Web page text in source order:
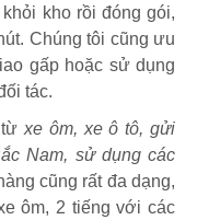
kho rồi đóng gói,
. Chúng tôi cũng ưu
gấp hoặc sử dụng
tác.
từxe ôm, xe ô tô, gửi
Nam, sử dụng các
cũng rất đa dạng,
ôm, 2 tiếng với các